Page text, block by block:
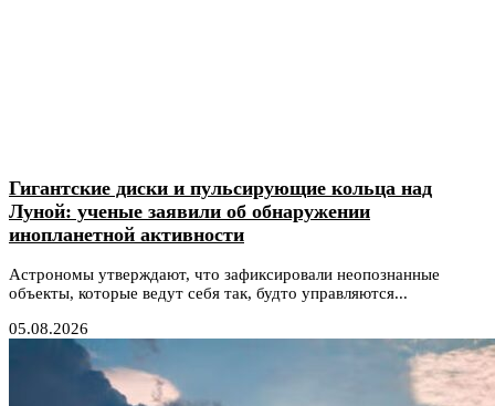
Гигантские диски и пульсирующие кольца над
Луной: ученые заявили об обнаружении
инопланетной активности
Астрономы утверждают, что зафиксировали неопознанные
объекты, которые ведут себя так, будто управляются...
05.08.2026